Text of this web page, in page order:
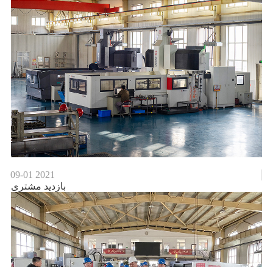
09-01 2021
بازدید مشتری